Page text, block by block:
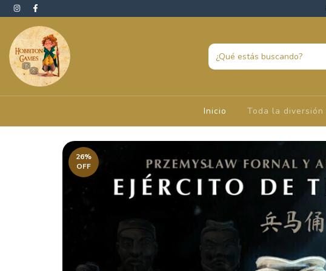
Inicio Toda la diversión
26%
OFF